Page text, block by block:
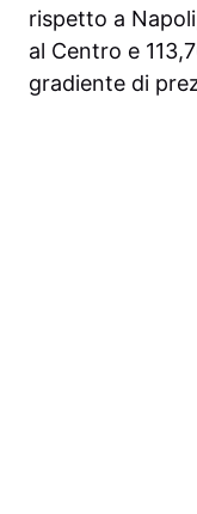
rispetto a
al Centro e
gradiente di